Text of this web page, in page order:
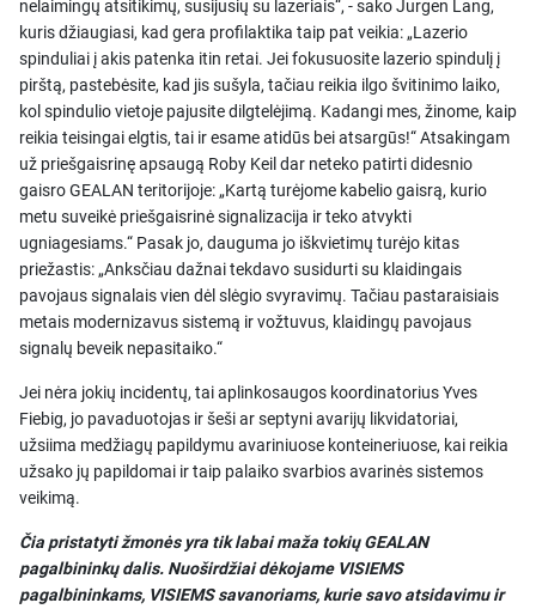
nelaimingų atsitikimų, susijusių su lazeriais“, - sako Jurgen Lang,
kuris džiaugiasi, kad gera profilaktika taip pat veikia: „Lazerio
spinduliai į akis patenka itin retai. Jei fokusuosite lazerio spindulį į
pirštą, pastebėsite, kad jis sušyla, tačiau reikia ilgo švitinimo laiko,
kol spindulio vietoje pajusite dilgtelėjimą. Kadangi mes, žinome, kaip
reikia teisingai elgtis, tai ir esame atidūs bei atsargūs!“ Atsakingam
už priešgaisrinę apsaugą Roby Keil dar neteko patirti didesnio
gaisro GEALAN teritorijoje: „Kartą turėjome kabelio gaisrą, kurio
metu suveikė priešgaisrinė signalizacija ir teko atvykti
ugniagesiams.“ Pasak jo, dauguma jo iškvietimų turėjo kitas
priežastis: „Anksčiau dažnai tekdavo susidurti su klaidingais
pavojaus signalais vien dėl slėgio svyravimų. Tačiau pastaraisiais
metais modernizavus sistemą ir vožtuvus, klaidingų pavojaus
signalų beveik nepasitaiko.“
Jei nėra jokių incidentų, tai aplinkosaugos koordinatorius Yves
Fiebig, jo pavaduotojas ir šeši ar septyni avarijų likvidatoriai,
užsiima medžiagų papildymu avariniuose konteineriuose, kai reikia
užsako jų papildomai ir taip palaiko svarbios avarinės sistemos
veikimą.
Čia pristatyti žmonės yra tik labai maža tokių GEALAN
pagalbininkų dalis. Nuoširdžiai dėkojame VISIEMS
pagalbininkams, VISIEMS savanoriams, kurie savo atsidavimu ir